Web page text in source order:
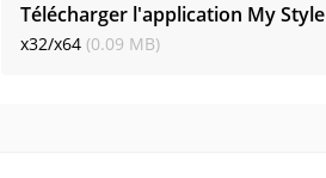
Télécharger l'application My Style
x32/x64 (0.09 MB)